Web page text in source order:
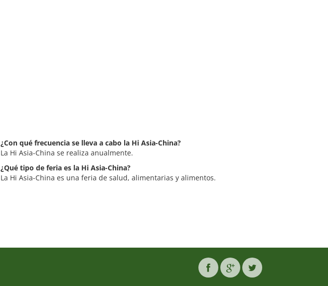
¿Con qué frecuencia se lleva a cabo la Hi Asia-China?
La Hi Asia-China se realiza anualmente.
¿Qué tipo de feria es la Hi Asia-China?
La Hi Asia-China es una feria de salud, alimentarias y alimentos.